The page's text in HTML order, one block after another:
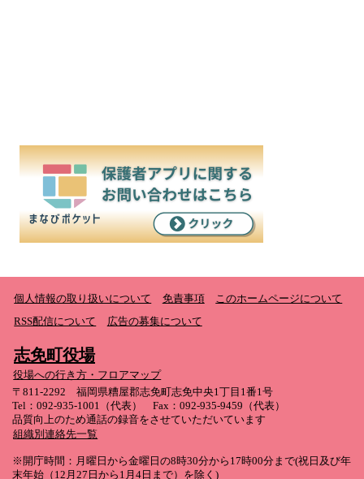
個人情報の取り扱いについて 免責事項
このホームページについて
RSS配信について
広告の募集について
志免町役場
役場への行き方・フロアマップ
〒811-2292 福岡県糟屋郡志免町志免中央1丁目1番1号
Tel：092-935-1001（代表） Fax：092-935-9459（代表）
品質向上のため通話の録音をさせていただいています
組織別連絡先一覧
※開庁時間：月曜日から金曜日の8時30分から17時00分まで(祝日及び年
末年始（12月27日から1月4日まで）を除く)